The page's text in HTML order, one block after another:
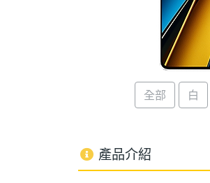
全部 白
產品介紹